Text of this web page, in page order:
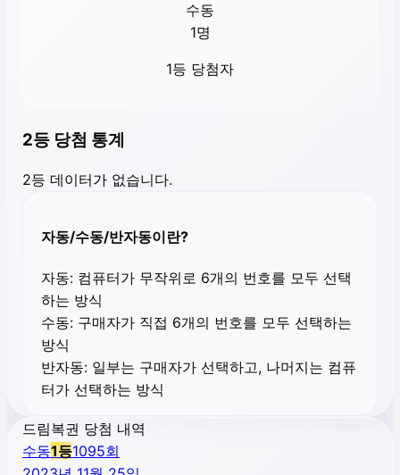
수동
1명
1등 당첨자
2등 당첨 통계
2등 데이터가 없습니다.
자동/수동/반자동이란?
자동: 컴퓨터가 무작위로 6개의 번호를 모두 선택
하는 방식
수동: 구매자가 직접 6개의 번호를 모두 선택하는
방식
반자동: 일부는 구매자가 선택하고, 나머지는 컴퓨
터가 선택하는 방식
드림복권 당첨 내역
수동1등1095회